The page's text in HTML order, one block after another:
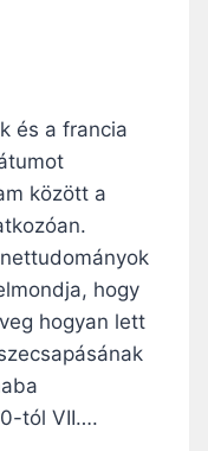
és a francia
között a
hogy
hogyan lett
tól VII….